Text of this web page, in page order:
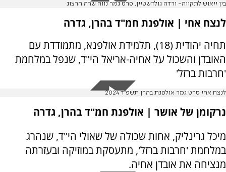
בין ייאוש לתקווה- ורדה גולדשטיין. סרט גמר נווה שרה הרצוג
לנצח אחי | אולפנת חמ"ד בהרן, גדרה
תחיה יהודית (18), תלמידת אולפנא, מתמודדת עם
האובדן והשכול על אחיה-אריאל הי"ד, שנפל במלחמת
'חרבות ברזל'
לנצח אחי סרט גמר אולפנת בהרן תשפ"ד 2024
נרקומן של אושר | אולפנת חמ"ד בהרן, גדרה
מיכל גרינליק, אחות שכולה של שאולי הי"ד, שנהרג
במלחמת 'חרבות ברזל', מתעסקת במוזיקה ובעזרתה
מנציחה את אובדן אחיה.